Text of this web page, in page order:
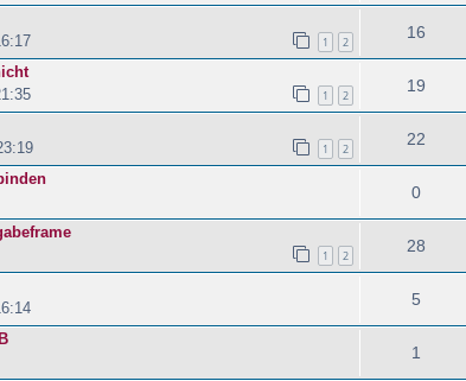
1 2
16
1 2
19
1 2
22
0
1 2
28
5
1